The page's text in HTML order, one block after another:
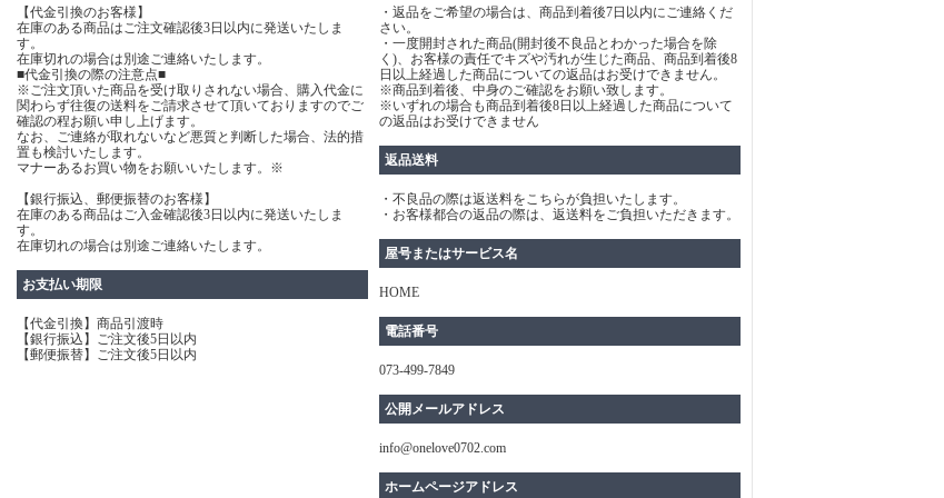
【代金引換のお客様】
在庫のある商品はご注文確認後3日以内に発送いたしま
す。
在庫切れの場合は別途ご連絡いたします。
■代金引換の際の注意点■
※ご注文頂いた商品を受け取りされない場合、購入代金に
関わらず往復の送料をご請求させて頂いておりますのでご
確認の程お願い申し上げます。
なお、ご連絡が取れないなど悪質と判断した場合、法的措
置も検討いたします。
マナーあるお買い物をお願いいたします。※
【銀行振込、郵便振替のお客様】
在庫のある商品はご入金確認後3日以内に発送いたしま
す。
在庫切れの場合は別途ご連絡いたします。
お支払い期限
【代金引換】商品引渡時
【銀行振込】ご注文後5日以内
【郵便振替】ご注文後5日以内
・返品をご希望の場合は、商品到着後7日以内にご連絡くだ
さい。
・一度開封された商品(開封後不良品とわかった場合を除
く)、お客様の責任でキズや汚れが生じた商品、商品到着後8
日以上経過した商品についての返品はお受けできません。
※商品到着後、中身のご確認をお願い致します。
※いずれの場合も商品到着後8日以上経過した商品について
の返品はお受けできません
返品送料
・不良品の際は返送料をこちらが負担いたします。
・お客様都合の返品の際は、返送料をご負担いただきます。
屋号またはサービス名
HOME
電話番号
073-499-7849
公開メールアドレス
info@onelove0702.com
ホームページアドレス